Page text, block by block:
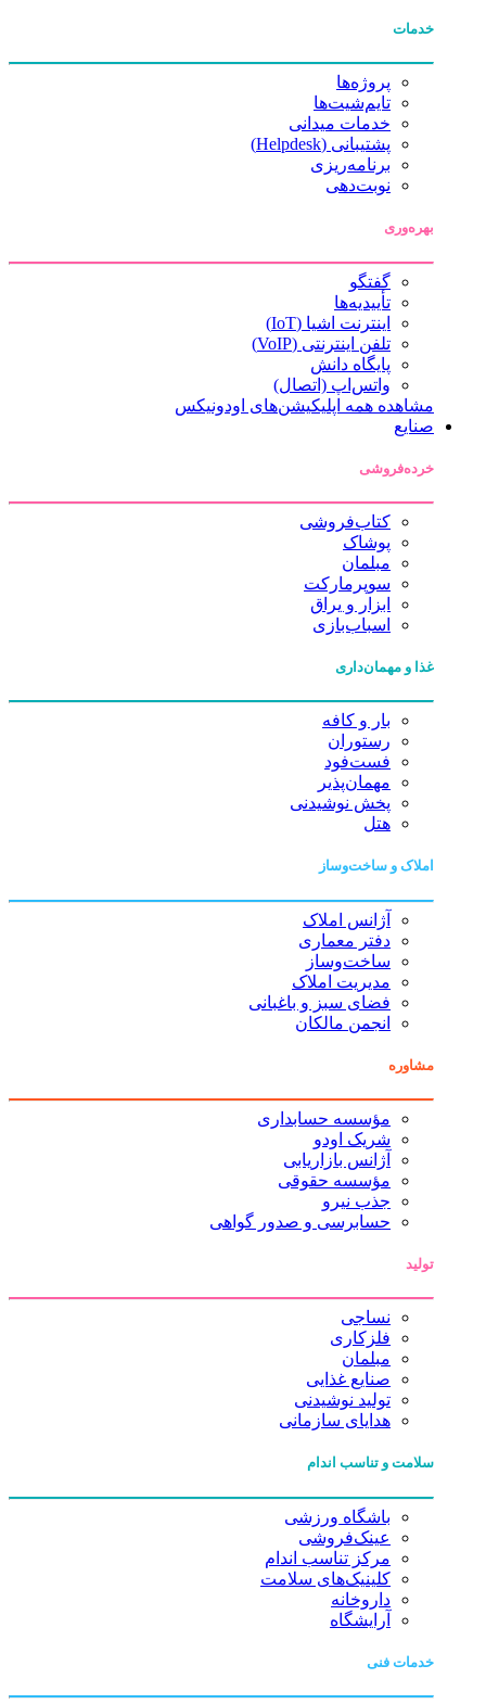
خدمات
پروژه‌ها
تایم‌شیت‌ها
خدمات میدانی
پشتیبانی (Helpdesk)
برنامه‌ریزی
نوبت‌دهی
بهره‌وری
گفتگو
تأییدیه‌ها
اینترنت اشیا (IoT)
تلفن اینترنتی (VoIP)
پایگاه دانش
واتس‌اپ (اتصال)
مشاهده همه اپلیکیشن‌های اودونیکس
صنایع
خرده‌فروشی
کتاب‌فروشی
پوشاک
مبلمان
سوپرمارکت
ابزار و یراق
اسباب‌بازی
غذا و مهمان‌داری
بار و کافه
رستوران
فست‌فود
مهمان‌پذیر
پخش نوشیدنی
هتل
املاک و ساخت‌وساز
آژانس املاک
دفتر معماری
ساخت‌وساز
مدیریت املاک
فضای سبز و باغبانی
انجمن مالکان
مشاوره
مؤسسه حسابداری
شریک اودو
آژانس بازاریابی
مؤسسه حقوقی
جذب نیرو
حسابرسی و صدور گواهی
تولید
نساجی
فلزکاری
مبلمان
صنایع غذایی
تولید نوشیدنی
هدایای سازمانی
سلامت و تناسب اندام
باشگاه ورزشی
عینک‌فروشی
مرکز تناسب اندام
کلینیک‌های سلامت
داروخانه
آرایشگاه
خدمات فنی